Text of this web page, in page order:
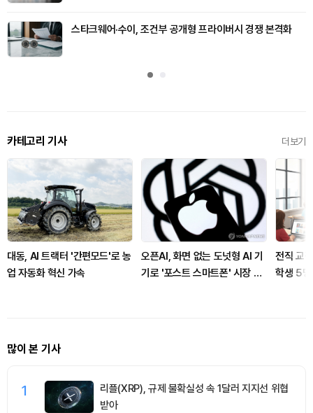
스타크웨어·수이, 조건부 공개형 프라이버시 경쟁 본격화
카테고리 기사 더보기
대동, AI 트랙터 '간편모드'로 농
업 자동화 혁신 가속
오픈AI, 화면 없는 도넛형 AI 기
기로 '포스트 스마트폰' 시장 도
전직 교
학생 5명
많이 본 기사
1
리플(XRP), 규제 불확실성 속 1달러 지지선 위협
받아